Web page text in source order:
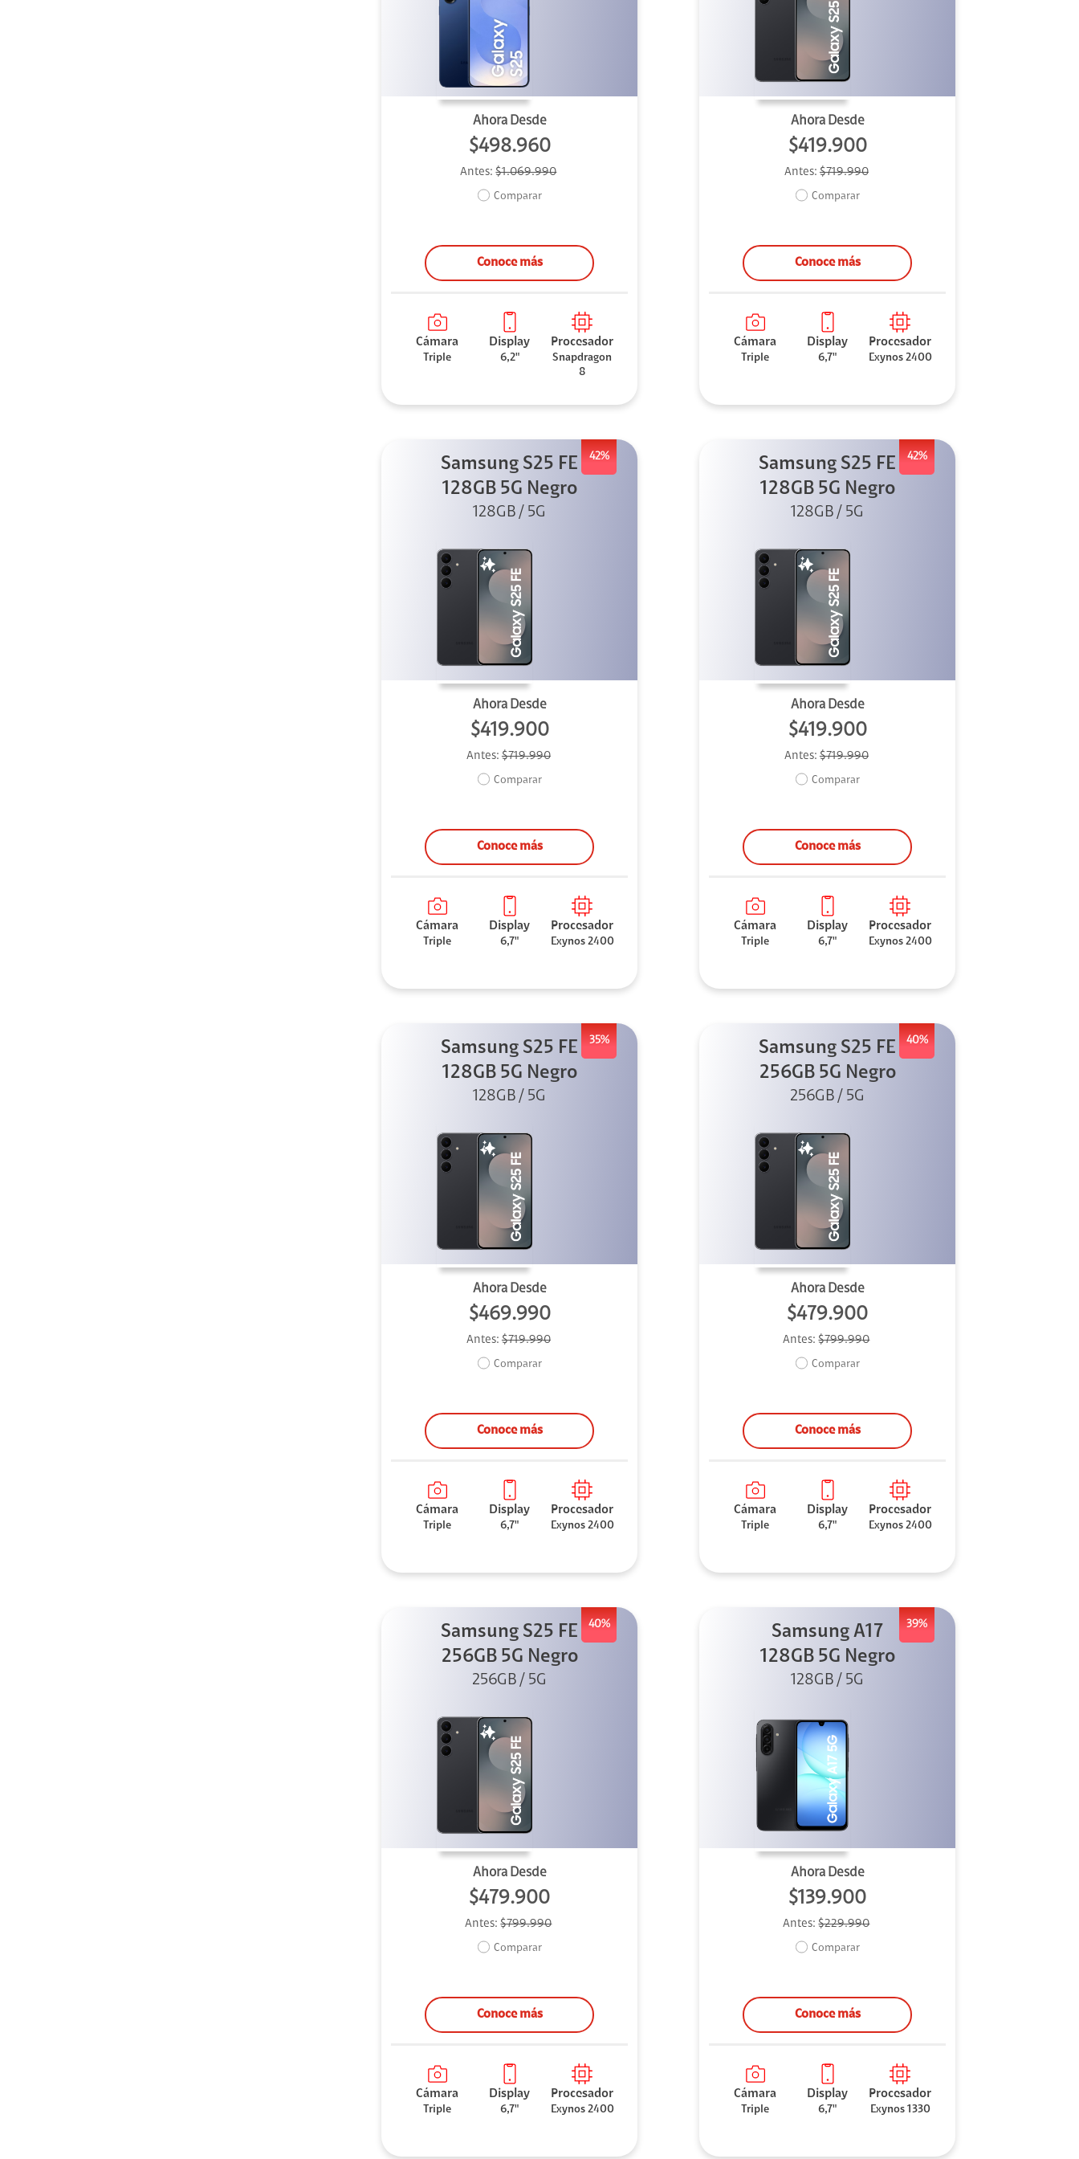
Ahora Desde
$498.960
Antes:$1.069.990
Comparar
Conoce más
Cámara
Triple
Display
6,2"
Procesador
Snapdragon
8
Ahora Desde
$419.900
Antes: $719.990
Comparar
Conoce más
Cámara
Triple
Display
6,7"
Procesador
Exynos 2400
42%
Samsung S25 FE
128GB 5G Negro
128GB / 5G
Ahora Desde
$419.900
Antes: $719.990
Comparar
Conoce más
Cámara
Triple
Display
6,7"
Procesador
Exynos 2400
42%
Samsung S25 FE
128GB 5G Negro
128GB / 5G
Ahora Desde
$419.900
Antes: $719.990
Comparar
Conoce más
Cámara
Triple
Display
6,7"
Procesador
Exynos 2400
35%
Samsung S25 FE
128GB 5G Negro
128GB / 5G
Ahora Desde
$469.990
Antes: $719.990
Comparar
Conoce más
Cámara
Triple
Display
6,7"
Procesador
Exynos 2400
40%
Samsung S25 FE
256GB 5G Negro
256GB / 5G
Ahora Desde
$479.900
Antes:$799.990
Comparar
Conoce más
Cámara
Triple
Display
6,7"
Procesador
Exynos 2400
40%
Samsung S25 FE
256GB 5G Negro
256GB / 5G
Ahora Desde
$479.900
Antes:$799.990
Comparar
Conoce más
Cámara
Triple
Display
6,7"
Procesador
Exynos 2400
39%
Samsung A17
128GB 5G Negro
128GB / 5G
Ahora Desde
$139.900
Antes:$229.990
Comparar
Conoce más
Cámara
Triple
Display
6,7"
Procesador
Exynos 1330